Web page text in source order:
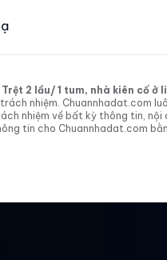
Trệt 2 lầu/ 1 tum, nhà kiên cố
nhiệm. Chuannhadat.com
nhiệm về bất kỳ thông tin,
tin cho Chuannhadat.com